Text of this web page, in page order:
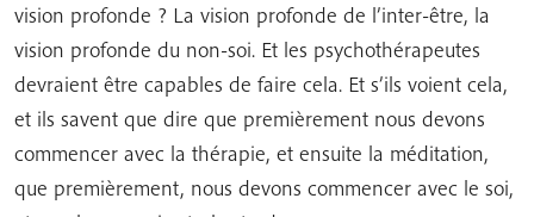
vision profonde ? La vision profonde de l’inter-être, la
vision profonde du non-soi. Et les psychothérapeutes
devraient être capables de faire cela. Et s’ils voient cela,
et ils savent que dire que premièrement nous devons
commencer avec la thérapie, et ensuite la méditation,
que premièrement, nous devons commencer avec le soi,